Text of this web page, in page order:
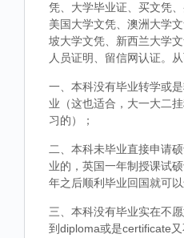
凭、大学毕业证、买文凭
美国大学文凭、澳洲大学
坡大学文凭、新西兰大学
人员证明、留信网认证。从
一、本科没有毕业转学或
业（这也适合，大一大二
习的）；
二、本科未毕业直接申请
业的，英国一年制授课试
年之后顺利毕业回国就可
三、本科没有毕业实在不
到diploma或是certificate